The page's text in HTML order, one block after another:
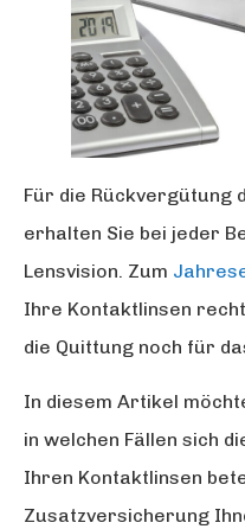
Für die Rückvergütung
erhalten Sie bei jeder
Lensvision. Zum
Ihre Kontaktlinsen
die Quittung noch für
In diesem Artikel
in welchen Fällen sich
Ihren Kontaktlinsen
Zusatzversicherung